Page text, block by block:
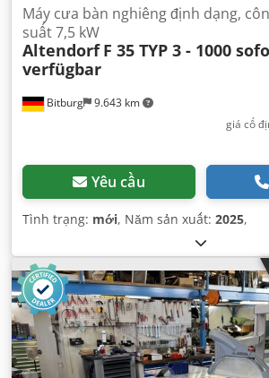
Bitburg 9.643 km
Máy cưa bàn nghiêng định dạng,
suất 7,5 kW
Altendorf F 35 TYP 3 - 1000
verfügbar
giá cố
Yêu cầu
Tình trạng: mới, Năm sản xuất: 2025,